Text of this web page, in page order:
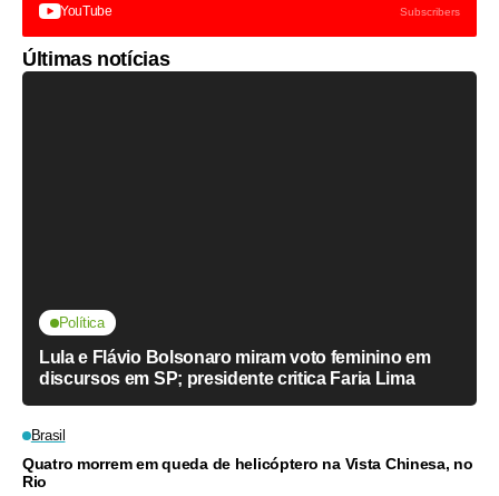
YouTube Subscribers
Últimas notícias
Política
Lula e Flávio Bolsonaro miram voto feminino em
discursos em SP; presidente critica Faria Lima
Brasil
Quatro morrem em queda de helicóptero na Vista Chinesa, no
Rio